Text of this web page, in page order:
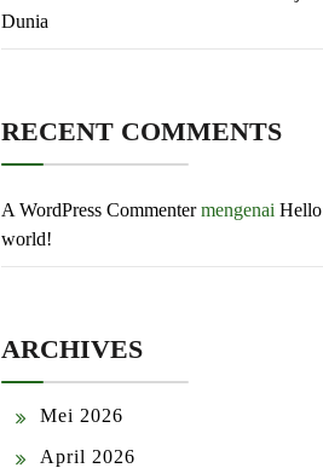
Dunia
RECENT COMMENTS
A WordPress Commentermengenai Hello
world!
ARCHIVES
Mei 2026
April 2026